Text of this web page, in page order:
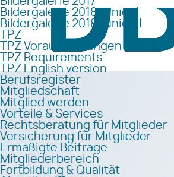
Bildergalerie 2018 Junior I
Bildergalerie 2018 Junior II
TPZ
TPZ Voraussetzungen
TPZ Requirements
TPZ English version
Berufsregister
Mitgliedschaft
Mitglied werden
Vorteile & Services
Rechtsberatung für Mitglieder
Versicherung für Mitglieder
Ermäßigte Beiträge
Mitgliederbereich
Fortbildung & Qualität